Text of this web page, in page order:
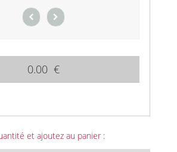
0.00 €
et ajoutez au panier :